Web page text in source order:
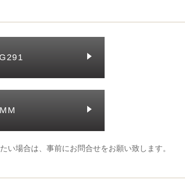
い場合は、事前にお問合せをお願い致します。